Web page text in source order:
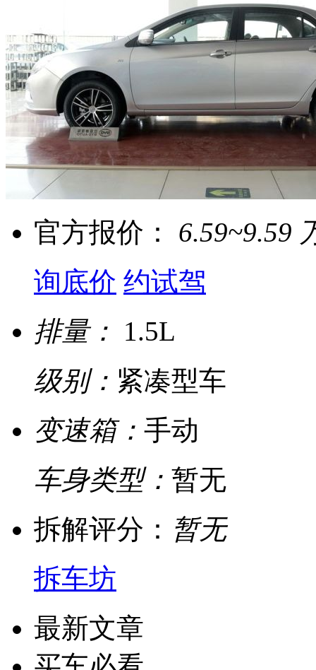
官方报价： 6.59~9.59
询底价 约试驾
排量： 1.5L
级别： 紧凑型车
变速箱： 手动
车身类型： 暂无
拆解评分： 暂无
拆车坊
最新文章